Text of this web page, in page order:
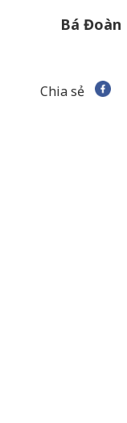
Bá Đoàn
Chia sẻ